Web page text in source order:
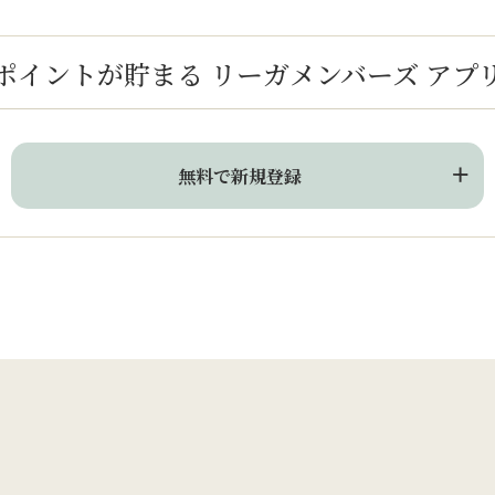
イントが貯まる リーガメンバーズ アプ
無料で新規登録